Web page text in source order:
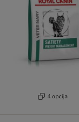
4 opcija